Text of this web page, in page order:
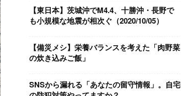
【東日本】茨城沖でM4.4、十勝沖・長野で
も小規模な地震が相次ぐ（2020/10/05）
【備災メシ】栄養バランスを考えた「肉野菜
の炊き込みご飯」
SNSから漏れる「あなたの留守情報」。自宅